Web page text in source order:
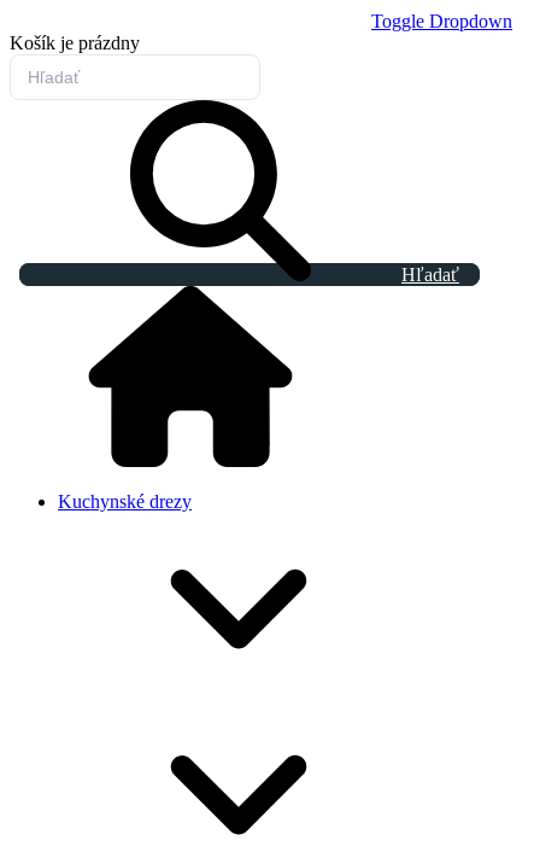
Toggle Dropdown
Košík je prázdny
Hľadať
Kuchynské drezy